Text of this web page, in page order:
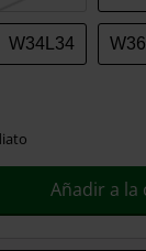
W34L34
Añadir a la